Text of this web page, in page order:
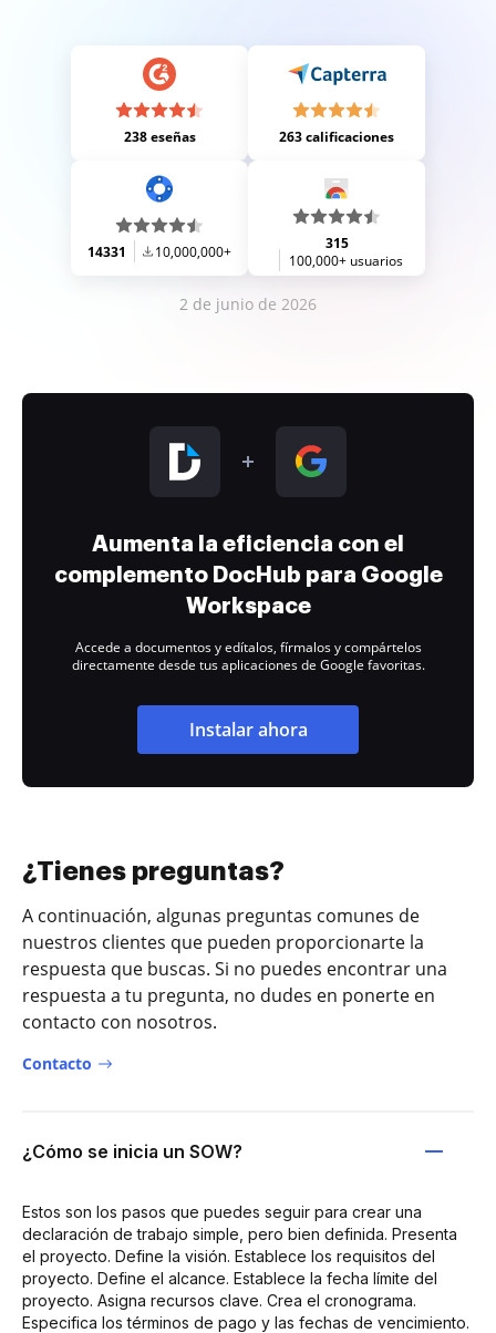
238 eseñas 263 calificaciones
14331 10,000,000+
315
100,000+ usuarios
2 de junio de 2026
Aumenta la eficiencia con el
complemento DocHub para Google
Workspace
Accede a documentos y edítalos, fírmalos y compártelos
directamente desde tus aplicaciones de Google favoritas.
Instalar ahora
¿Tienes preguntas?
A continuación, algunas preguntas comunes de
nuestros clientes que pueden proporcionarte la
respuesta que buscas. Si no puedes encontrar una
respuesta a tu pregunta, no dudes en ponerte en
contacto con nosotros.
Contacto
¿Cómo se inicia un SOW?
Estos son los pasos que puedes seguir para crear una
declaración de trabajo simple, pero bien definida. Presenta
el proyecto. Define la visión. Establece los requisitos del
proyecto. Define el alcance. Establece la fecha límite del
proyecto. Asigna recursos clave. Crea el cronograma.
Especifica los términos de pago y las fechas de vencimiento.